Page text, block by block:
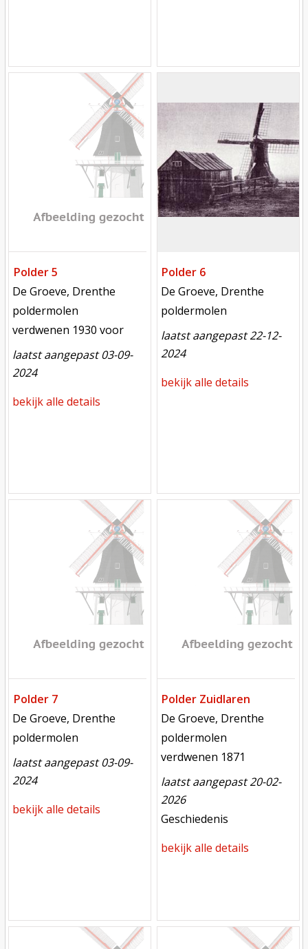
Polder 5
locatie
De Groeve, Drenthe
functie
poldermolen
verdwenen
verdwenen 1930 voor
laatst aangepast 03-09-
2024
bekijk alle details
Polder 6
locatie
De Groeve, Drenthe
functie
poldermolen
laatst aangepast 22-12-
2024
bekijk alle details
Polder 7
locatie
De Groeve, Drenthe
functie
poldermolen
laatst aangepast 03-09-
2024
bekijk alle details
Polder Zuidlaren
locatie
De Groeve, Drenthe
functie
poldermolen
verdwenen
verdwenen 1871
laatst aangepast 20-02-
2026
meest recente aanpassing
Geschiedenis
bekijk alle details